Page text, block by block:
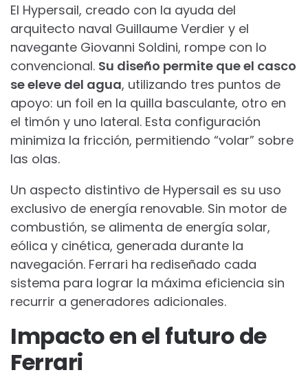
El Hypersail, creado con la ayuda del
arquitecto naval Guillaume Verdier y el
navegante Giovanni Soldini, rompe con lo
convencional. Su diseño permite que el casco
se eleve del agua, utilizando tres puntos de
apoyo: un foil en la quilla basculante, otro en
el timón y uno lateral. Esta configuración
minimiza la fricción, permitiendo “volar” sobre
las olas.
Un aspecto distintivo de Hypersail es su uso
exclusivo de energía renovable. Sin motor de
combustión, se alimenta de energía solar,
eólica y cinética, generada durante la
navegación. Ferrari ha rediseñado cada
sistema para lograr la máxima eficiencia sin
recurrir a generadores adicionales.
Impacto en el futuro de
Ferrari